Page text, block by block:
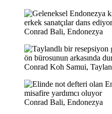
Conrad Bali, Endonezya
Conrad Koh Samui,
Conrad Bali, Endonezya